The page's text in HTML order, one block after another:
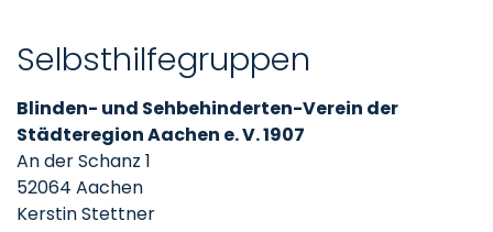
Selbsthilfegruppen
Blinden- und Sehbehinderten-Verein der
Städteregion Aachen e. V. 1907
An der Schanz 1
52064 Aachen
Kerstin Stettner